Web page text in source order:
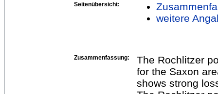
Seitenübersicht:
weitere
Zusammenfassung:
The Rochlitzer
for the Saxon
shows strong